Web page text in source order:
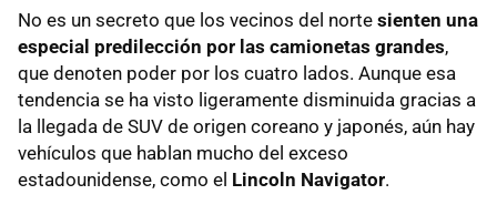
No es un secreto que los vecinos del norte sienten una
especial predilección por las camionetas grandes,
que denoten poder por los cuatro lados. Aunque esa
tendencia se ha visto ligeramente disminuida gracias a
la llegada de SUV de origen coreano y japonés, aún hay
vehículos que hablan mucho del exceso
estadounidense, como el Lincoln Navigator.